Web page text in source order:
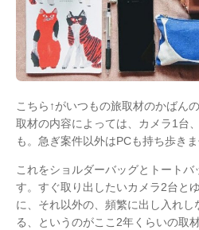
こちら↑がいつもの旅取材のかばん
取材の内容によっては、カメラ1台
も。急ぎ案件以外はPCも持ち歩きま
これをショルダーバッグとトートバ
す。すぐ取り出したいカメラ2台と
に、それ以外の、頻繁に出し入れ
る、というのがここ2年くらいの取